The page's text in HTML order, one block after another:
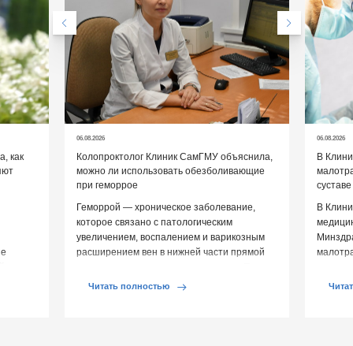
как
06.08.2026
Колопроктолог Клиник СамГМУ объяснила,
можно ли использовать обезболивающие
при геморрое
Геморрой — хроническое заболевание,
которое связано с патологическим
увеличением, воспалением и варикозным
расширением вен в нижней части прямой
обострении […]
Читать полностью
06.08.2026
В
суставе
В